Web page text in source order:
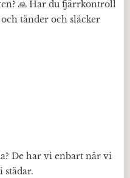
🙏 Har du fjärrkontroll
tänder och släcker
De har vi enbart när vi
städar.